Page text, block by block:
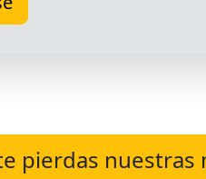
pierdas nuestras